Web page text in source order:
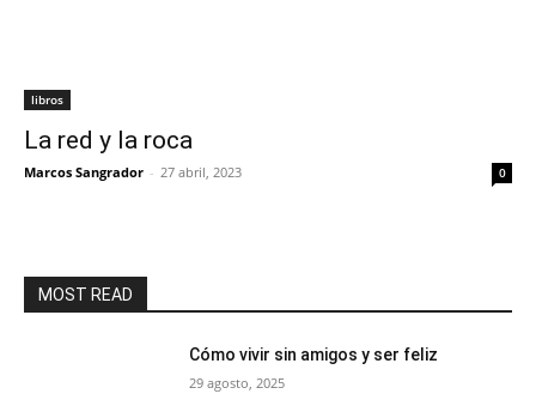
libros
La red y la roca
Marcos Sangrador - 27 abril, 2023 0
MOST READ
Cómo vivir sin amigos y ser feliz
29 agosto, 2025